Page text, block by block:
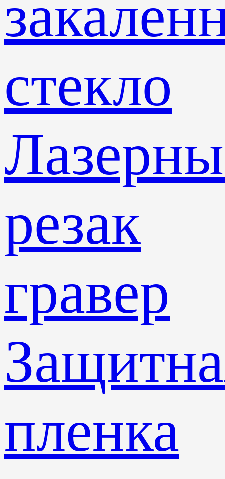
стекло
резак
гравер
пленка